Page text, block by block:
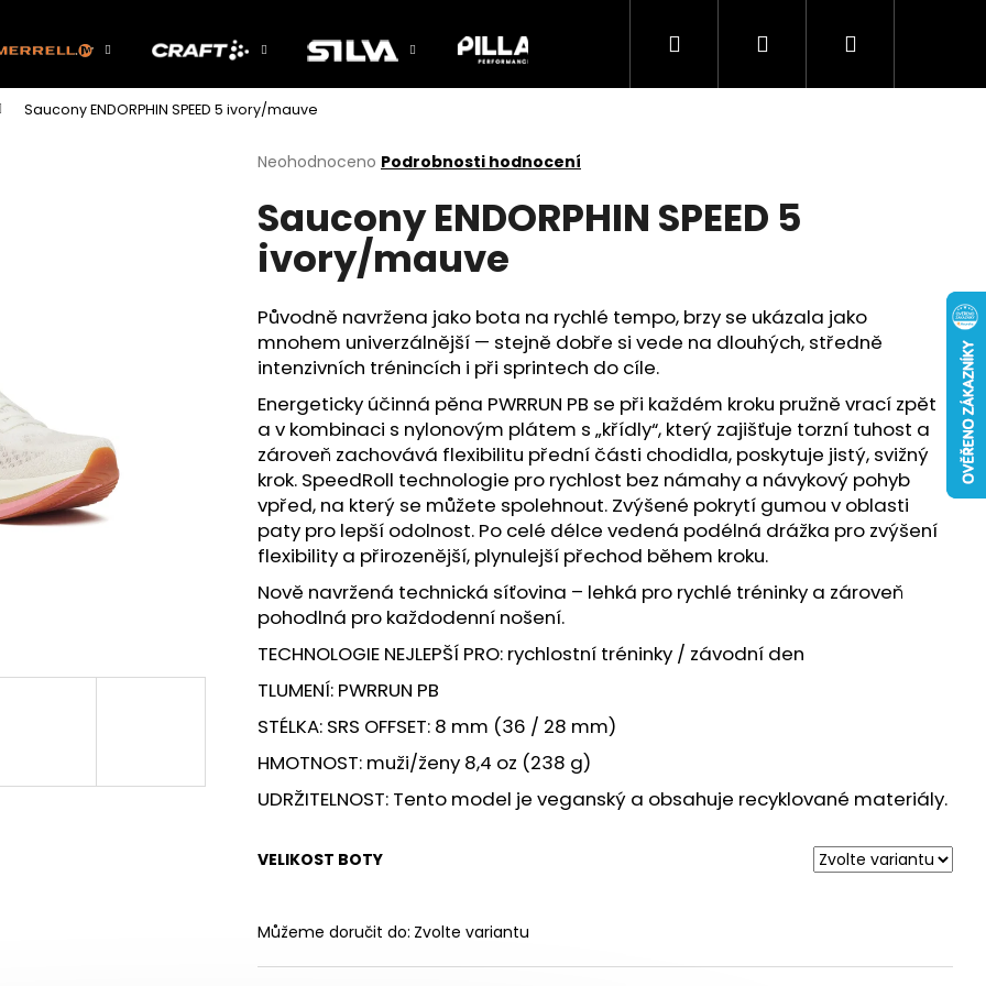
Hledat PřihlášeníNákupní
Saucony ENDORPHIN SPEED 5 ivory/mauve
Průměrné
produktu
je
0,0
hvězdiček.
Neohodnoceno Podrobnosti hodnocení
Saucony ENDORPHIN SPEED 5
ivory/mauve
Původně navržena jako bota na rychlé tempo, brzy se ukázala jako
mnohem univerzálnější — stejně dobře si vede na dlouhých, středně
intenzivních trénincích i při sprintech do cíle.
Energeticky účinná pěna PWRRUN PB se při každém kroku pružně vrací zpět
a v kombinaci s nylonovým plátem s „křídly“, který zajišťuje torzní tuhost a
zároveň zachovává flexibilitu přední části chodidla, poskytuje jistý, svižný
krok. SpeedRoll technologie pro rychlost bez námahy a návykový pohyb
vpřed, na který se můžete spolehnout. Zvýšené pokrytí gumou v oblasti
paty pro lepší odolnost. Po celé délce vedená podélná drážka pro zvýšení
flexibility a přirozenější, plynulejší přechod během kroku.
Nově navržená technická síťovina – lehká pro rychlé tréninky a zároveň
pohodlná pro každodenní nošení.
TECHNOLOGIE NEJLEPŠÍ PRO: rychlostní tréninky / závodní den
TLUMENÍ: PWRRUN PB
STÉLKA: SRS OFFSET: 8 mm (36 / 28 mm)
HMOTNOST: muži/ženy 8,4 oz (238 g)
UDRŽITELNOST: Tento model je veganský a obsahuje recyklované materiály.
VELIKOST BOTY
Můžeme doručit do: Zvolte variantu
Co potřebujete najít?
HLEDAT
Následující
PERFORMANCE TRIPLE
- LESNÍ PLODY, 200G
BOTY CRAFT ENDURANCE 3 - BÍLÁ
3 990 Kč